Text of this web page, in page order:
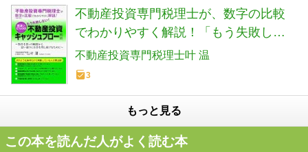
不動産投資専門税理士が、数字の比較
でわかりやすく解説！「もう失敗しな
い！間違いだらけの不動産投資キャッ
シュフロー戦略」: ～物件を買った瞬間
不動産投資専門税理士叶 温
3
もっと見る
この本を読んだ人がよく読む本